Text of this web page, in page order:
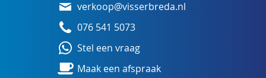
verkoop@visserbreda.nl
076 541 5073
Stel een vraag
Maak een afspraak